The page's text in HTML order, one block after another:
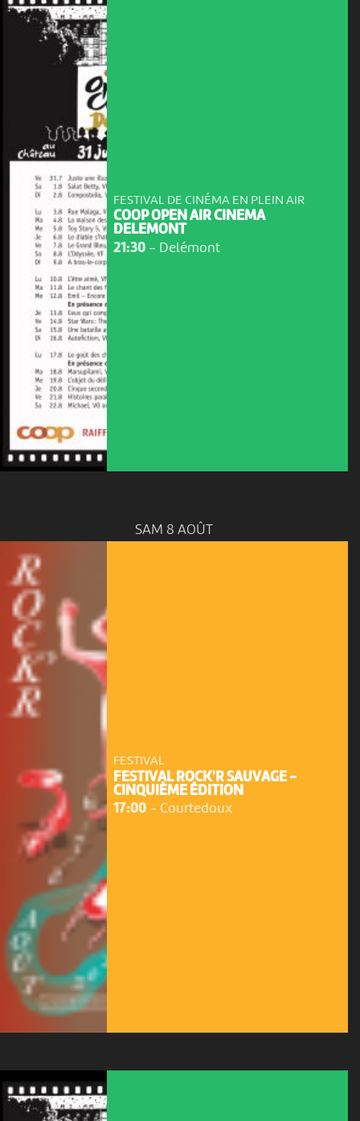
FESTIVAL DE CINÉMA EN PLEIN AIR
COOP OPEN AIR CINEMA
DELEMONT
21:30- Delémont
SAM 8 AOÛT
FESTIVAL
FESTIVAL ROCK'R SAUVAGE -
CINQUIÈME ÉDITION
17:00- Courtedoux